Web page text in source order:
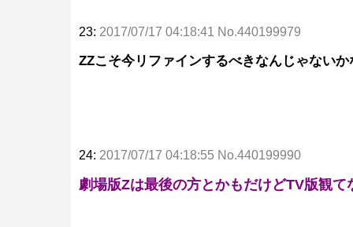
23: 2017/07/17 04:18:41 No.440199979
ZZこそ今リファインするべきなんじゃないか
24: 2017/07/17 04:18:55 No.440199990
劇場版Zは最後の方とかもだけどTV版観